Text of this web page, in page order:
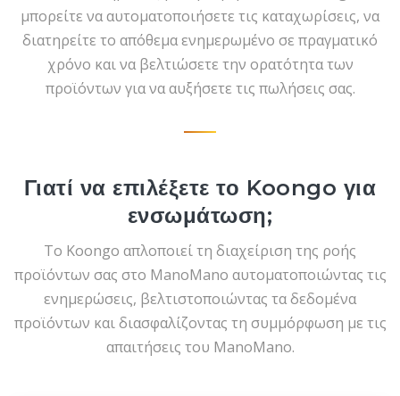
μπορείτε να αυτοματοποιήσετε τις καταχωρίσεις, να
διατηρείτε το απόθεμα ενημερωμένο σε πραγματικό
χρόνο και να βελτιώσετε την ορατότητα των
προϊόντων για να αυξήσετε τις πωλήσεις σας.
Γιατί να επιλέξετε το Koongo για
ενσωμάτωση;
Το Koongo απλοποιεί τη διαχείριση της ροής
προϊόντων σας στο ManoMano αυτοματοποιώντας τις
ενημερώσεις, βελτιστοποιώντας τα δεδομένα
προϊόντων και διασφαλίζοντας τη συμμόρφωση με τις
απαιτήσεις του ManoMano.